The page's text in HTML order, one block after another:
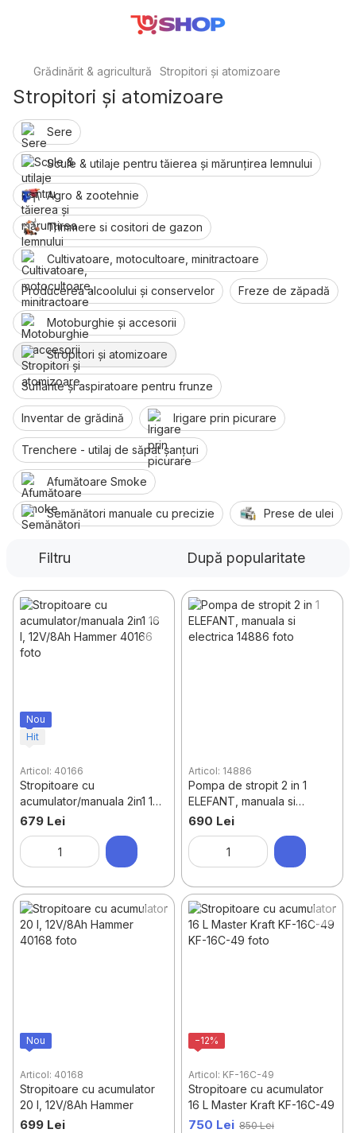
Grădinărit & agricultură Stropitori și atomizoare
Stropitori și atomizoare
Sere
Scule & utilaje pentru tăierea și mărunțirea lemnului
Agro & zootehnie
Trimmere si cositori de gazon
Cultivatoare, motocultoare, minitractoare
Producerea alcoolului și conservelor Freze de zăpadă
Motoburghie și accesorii
Stropitori și atomizoare
Suflante și aspiratoare pentru frunze
Inventar de grădină Irigare prin picurare
Trenchere - utilaj de săpat șanțuri
Afumătoare Smoke
Semănători manuale cu precizie Prese de ulei
Filtru După popularitate
Nou
Hit
Articol: 40166
Stropitoare cu
acumulator/manuala 2in1 16
l, 12V/8Ah Hammer
679 Lei
Articol: 14886
Pompa de stropit 2 in 1
ELEFANT, manuala si
electrica
690 Lei
Nou
Articol: 40168
Stropitoare cu acumulator
20 l, 12V/8Ah Hammer
699 Lei
−12%
Articol: KF-16C-49
Stropitoare cu acumulator
16 L Master Kraft KF-16C-49
750 Lei 850 Lei